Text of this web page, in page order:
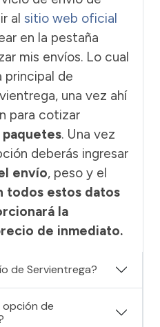
al sitio web oficial
en la pestaña
mis envíos. Lo cual
principal de
una vez ahí
para cotizar
. Una vez
deberás ingresar
envío, peso y el
todos estos datos
la
de inmediato.
de Servientrega?
opción de